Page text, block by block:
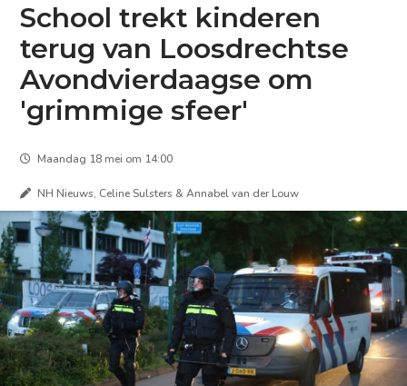
School trekt kinderen
terug van Loosdrechtse
Avondvierdaagse om
'grimmige sfeer'
Maandag 18 mei om 14:00
NH Nieuws, Celine Sulsters & Annabel van der Louw